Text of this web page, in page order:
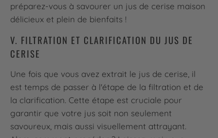
préparez-vous à savourer un jus de cerise maison
délicieux et plein de bienfaits !
V. FILTRATION ET CLARIFICATION DU JUS DE
CERISE
Une fois que vous avez extrait le jus de cerise, il
est temps de passer à l'étape de la filtration et de
la clarification. Cette étape est cruciale pour
garantir que votre jus soit non seulement
savoureux, mais aussi visuellement attrayant.